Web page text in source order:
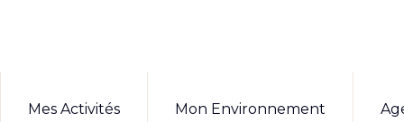
Mes Activités Mon Environnement